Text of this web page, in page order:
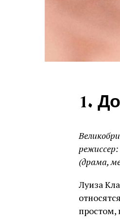
1.
(драма,
Луиза
простом,